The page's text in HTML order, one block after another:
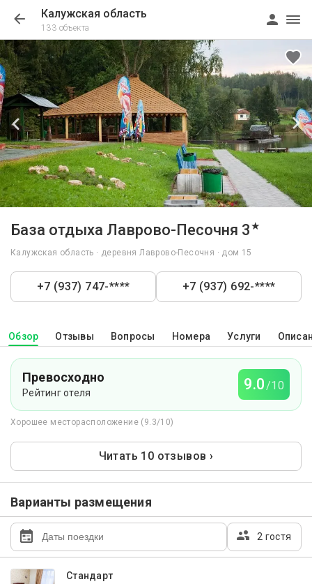
Калужская область
133 объекта
База отдыха Лаврово-Песочня 3★
Калужская область · деревня Лаврово-Песочня · дом 15
+7 (937) 747-**** +7 (937) 692-****
Обзор Отзывы Вопросы Номера Услуги
Превосходно
Рейтинг отеля 9.0/10
Хорошее месторасположение (9.3/10)
Читать 10 отзывов ›
Варианты размещения
2 гостя
Стандарт